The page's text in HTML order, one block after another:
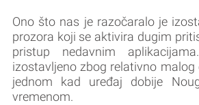
Ono što nas je razočaralo je
prozora koji se aktivira dugim
pristup nedavnim
izostavljeno zbog relativno malog
jednom kad uređaj dobije
vremenom.